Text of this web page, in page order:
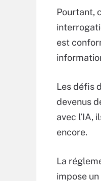
Pourtant,
est
Les défis
devenus
avec l’IA,
encore.
La
impose